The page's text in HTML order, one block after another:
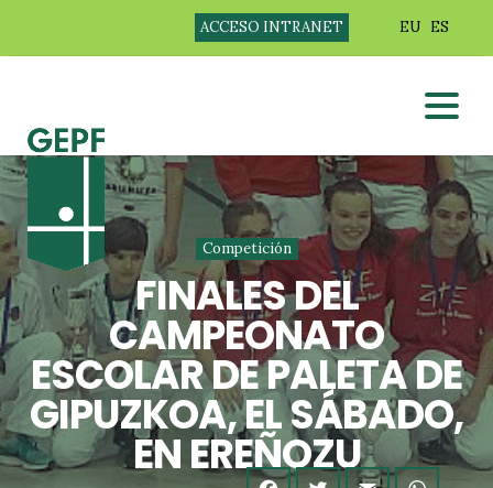
ACCESO INTRANET EU ES
Competición
FINALES DEL
CAMPEONATO
ESCOLAR DE PALETA DE
GIPUZKOA, EL SÁBADO,
EN EREÑOZU